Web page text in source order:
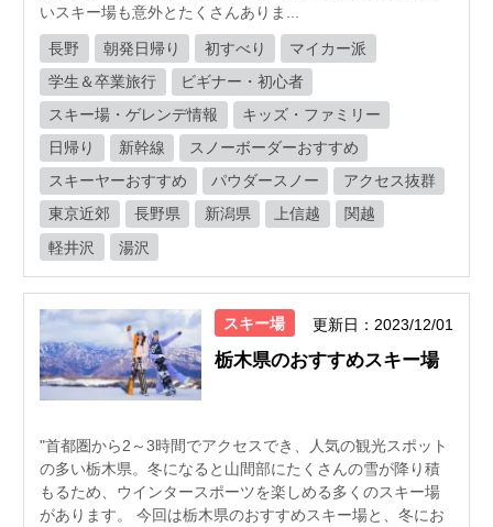
いスキー場も意外とたくさんありま...
長野 朝発日帰り 初すべり
マイカー派
学生＆卒業旅行
ビギナー・初心者
スキー場・ゲレンデ情報
キッズ・ファミリー
日帰り
新幹線
スノーボーダーおすすめ
スキーヤーおすすめ
パウダースノー
アクセス抜群
東京近郊
長野県 新潟県 上信越
関越
軽井沢
湯沢
スキー場 更新日：2023/12/01
栃木県のおすすめスキー場
"首都圏から2～3時間でアクセスでき、人気の観光スポット
の多い栃木県。冬になると山間部にたくさんの雪が降り積
もるため、ウインタースポーツを楽しめる多くのスキー場
があります。 今回は栃木県のおすすめスキー場と、冬にお